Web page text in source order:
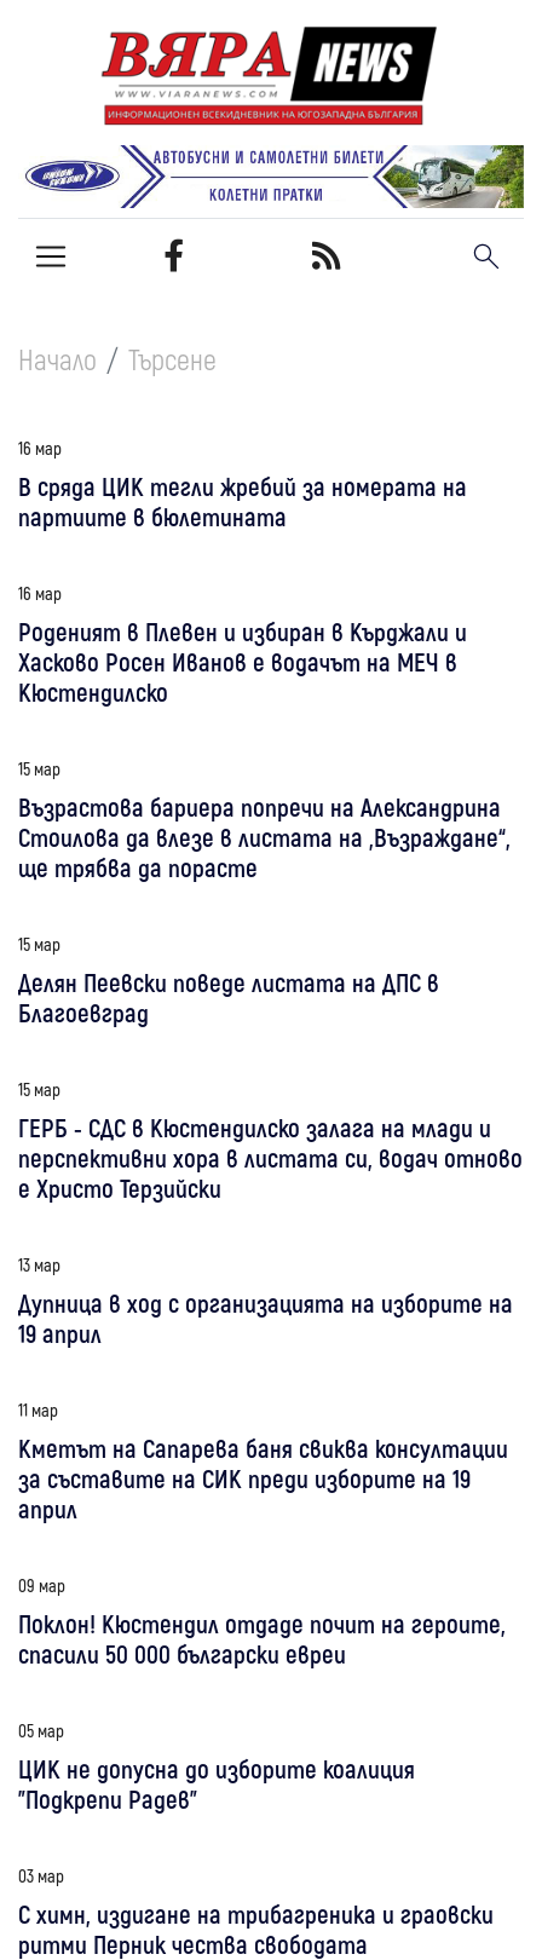
Начало Търсене
16 мар
В сряда ЦИК тегли жребий за номерата на
партиите в бюлетината
16 мар
Роденият в Плевен и избиран в Кърджали и
Хасково Росен Иванов е водачът на МЕЧ в
Кюстендилско
15 мар
Възрастова бариера попречи на Александрина
Стоилова да влезе в листата на „Възраждане“,
ще трябва да порасте
15 мар
Делян Пеевски поведе листата на ДПС в
Благоевград
15 мар
ГЕРБ - СДС в Кюстендилско залага на млади и
перспективни хора в листата си, водач отново
е Христо Терзийски
13 мар
Дупница в ход с организацията на изборите на
19 април
11 мар
Кметът на Сапарева баня свиква консултации
за съставите на СИК преди изборите на 19
април
09 мар
Поклон! Кюстендил отдаде почит на героите,
спасили 50 000 български евреи
05 мар
ЦИК не допусна до изборите коалиция
"Подкрепи Радев"
03 мар
С химн, издигане на трибагреника и граовски
ритми Перник чества свободата